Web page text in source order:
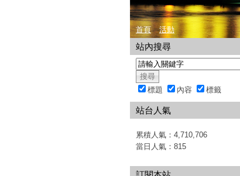
首頁 活動
站內搜尋
標題 內容 標籤
站台人氣
累積人氣： 4,710,706
當日人氣： 815